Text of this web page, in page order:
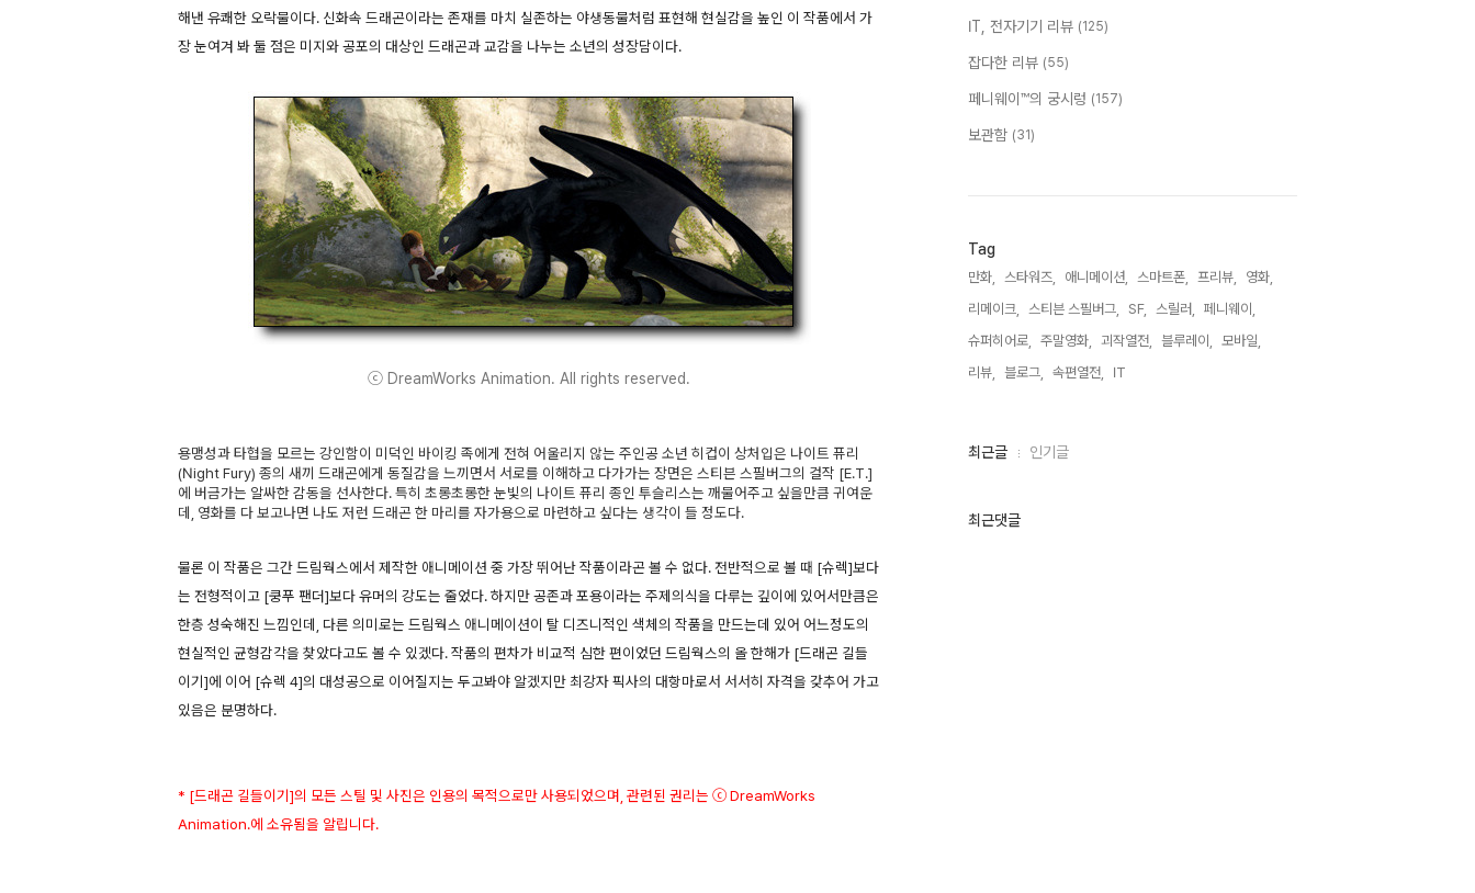
해낸 유쾌한 오락물이다. 신화속 드래곤이라는 존재를 마치 실존하는 야생동물처럼 표현해 현실감을 높인 이 작품에서 가
장 눈여겨 봐 둘 점은 미지와 공포의 대상인 드래곤과 교감을 나누는 소년의 성장담이다.
ⓒ DreamWorks Animation. All rights reserved.
용맹성과 타협을 모르는 강인함이 미덕인 바이킹 족에게 전혀 어울리지 않는 주인공 소년 히컵이 상처입은 나이트 퓨리
(Night Fury) 종의 새끼 드래곤에게 동질감을 느끼면서 서로를 이해하고 다가가는 장면은 스티븐 스필버그의 걸작 [E.T.]
에 버금가는 알싸한 감동을 선사한다. 특히 초롱초롱한 눈빛의 나이트 퓨리 종인 투슬리스는 깨물어주고 싶을만큼 귀여운
데, 영화를 다 보고나면 나도 저런 드래곤 한 마리를 자가용으로 마련하고 싶다는 생각이 들 정도다.
물론 이 작품은 그간 드림웍스에서 제작한 애니메이션 중 가장 뛰어난 작품이라곤 볼 수 없다. 전반적으로 볼 때 [슈렉]보다
는 전형적이고 [쿵푸 팬더]보다 유머의 강도는 줄었다. 하지만 공존과 포용이라는 주제의식을 다루는 깊이에 있어서만큼은
한층 성숙해진 느낌인데, 다른 의미로는 드림웍스 애니메이션이 탈 디즈니적인 색체의 작품을 만드는데 있어 어느정도의
현실적인 균형감각을 찾았다고도 볼 수 있겠다. 작품의 편차가 비교적 심한 편이었던 드림웍스의 올 한해가 [드래곤 길들
이기]에 이어 [슈렉 4]의 대성공으로 이어질지는 두고봐야 알겠지만 최강자 픽사의 대항마로서 서서히 자격을 갖추어 가고
있음은 분명하다.
* [드래곤 길들이기]의 모든 스틸 및 사진은 인용의 목적으로만 사용되었으며, 관련된 권리는 ⓒ DreamWorks
Animation.에 소유됨을 알립니다.
IT, 전자기기 리뷰 (125)
잡다한 리뷰 (55)
페니웨이™의 궁시렁 (157)
보관함 (31)
Tag
만화, 스타워즈, 애니메이션, 스마트폰, 프리뷰,
영화,
리메이크,
스티븐 스필버그, SF, 스릴러,
페니웨이,
슈퍼히어로,
주말영화, 괴작열전, 블루레이,
모바일,
리뷰,
블로그, 속편열전, IT,
최
인
최근글 인기글
최근댓글